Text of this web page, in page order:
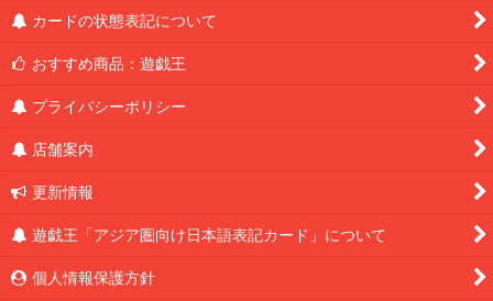
カードの状態表記について
おすすめ商品：遊戯王
プライバシーポリシー
店舗案内
更新情報
遊戯王「アジア圏向け日本語表記カード」について
個人情報保護方針